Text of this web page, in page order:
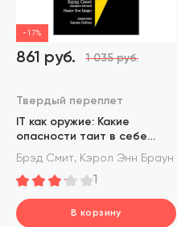
-17%
861 руб. 1 035 руб.
Твердый переплет
IT как оружие: Какие
опасности таит в себе
развитие высоких
технологий
Брэд Смит, Кэрол Энн Браун
1
В корзину